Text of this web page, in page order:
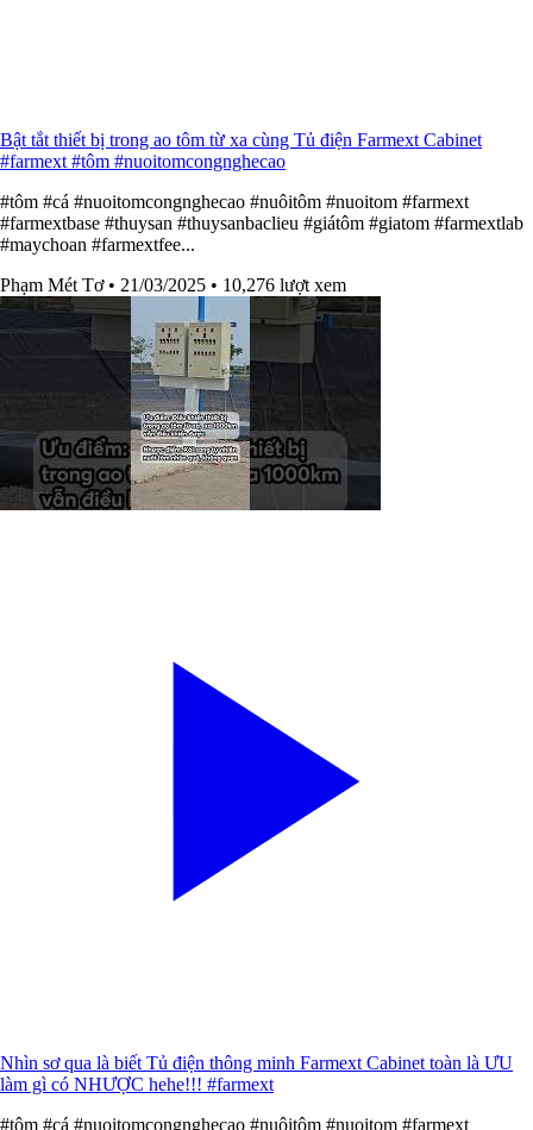
Bật tắt thiết bị trong ao tôm từ xa cùng Tủ điện Farmext Cabinet
#farmext #tôm #nuoitomcongnghecao
#tôm #cá #nuoitomcongnghecao #nuôitôm #nuoitom #farmext
#farmextbase #thuysan #thuysanbaclieu #giátôm #giatom #farmextlab
#maychoan #farmextfee...
Phạm Mét Tơ • 21/03/2025 • 10,276 lượt xem
Nhìn sơ qua là biết Tủ điện thông minh Farmext Cabinet toàn là ƯU
làm gì có NHƯỢC hehe!!! #farmext
#tôm #cá #nuoitomcongnghecao #nuôitôm #nuoitom #farmext